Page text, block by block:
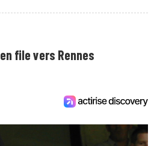
file vers Rennes